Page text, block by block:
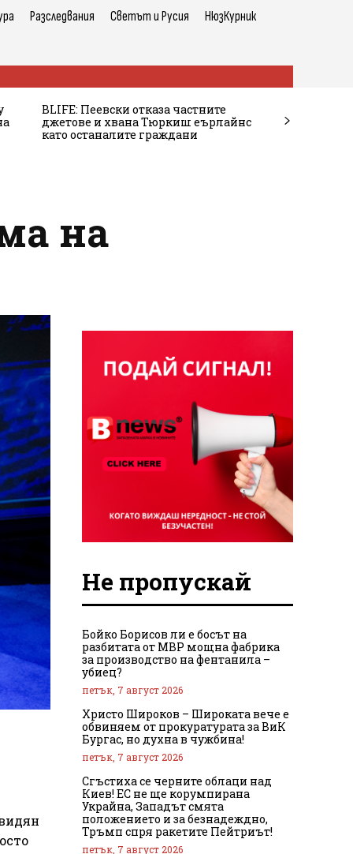
Разследвания Светът и Русия НюзКурник
BLIFE: Пеевски отказа частните
джетове и хвана Тюркиш еърлайнс
като останалите граждани
на
Не пропускай
Бойко Борисов ли е босът на
разбитата от МВР мощна фабрика
за производство на фентанила –
убиец?
петък, 7 август 2026
Христо Широков – Широката вече е
обвиняем от прокуратурата за ВиК
Бургас, но духна в чужбина!
петък, 7 август 2026
Сгъстиха се черните облаци над
Киев! ЕС не ще корумпирана
Украйна, Западът смята
положението и за безнадеждно,
Тръмп спря ракетите Пейтриът!
петък, 7 август 2026